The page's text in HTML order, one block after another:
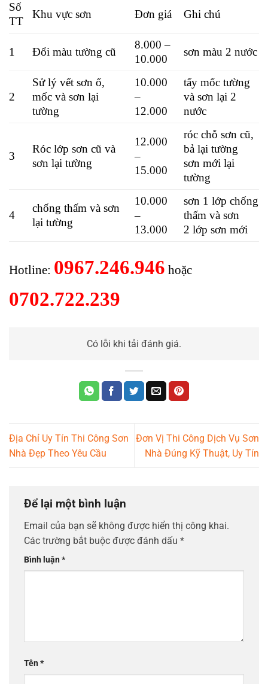
Số
TT
Khu vực sơn Đơn giá Ghi chú
1 Đổi màu tường cũ
8.000 –
10.000
sơn màu 2 nước
2
Sử lý vết sơn ố,
mốc và sơn lại
tường
10.000
–
12.000
tẩy mốc tường
và sơn lại 2
nước
3
Róc lớp sơn cũ và
sơn lại tường
12.000
–
15.000
róc chỗ sơn cũ,
bả lại tường
sơn mới lại
tường
4
chống thấm và sơn
lại tường
10.000
–
13.000
sơn 1 lớp chống
thấm và sơn
2 lớp sơn mới
Hotline: 0967.246.946 hoặc
0702.722.239
Có lỗi khi tải đánh giá.
Địa Chỉ Uy Tín Thi Công Sơn
Nhà Đẹp Theo Yêu Cầu
Đơn Vị Thi Công Dịch Vụ Sơn
Nhà Đúng Kỹ Thuật, Uy Tín
Để lại một bình luận
Email của bạn sẽ không được hiển thị công khai.
Các trường bắt buộc được đánh dấu *
Bình luận*
Tên*